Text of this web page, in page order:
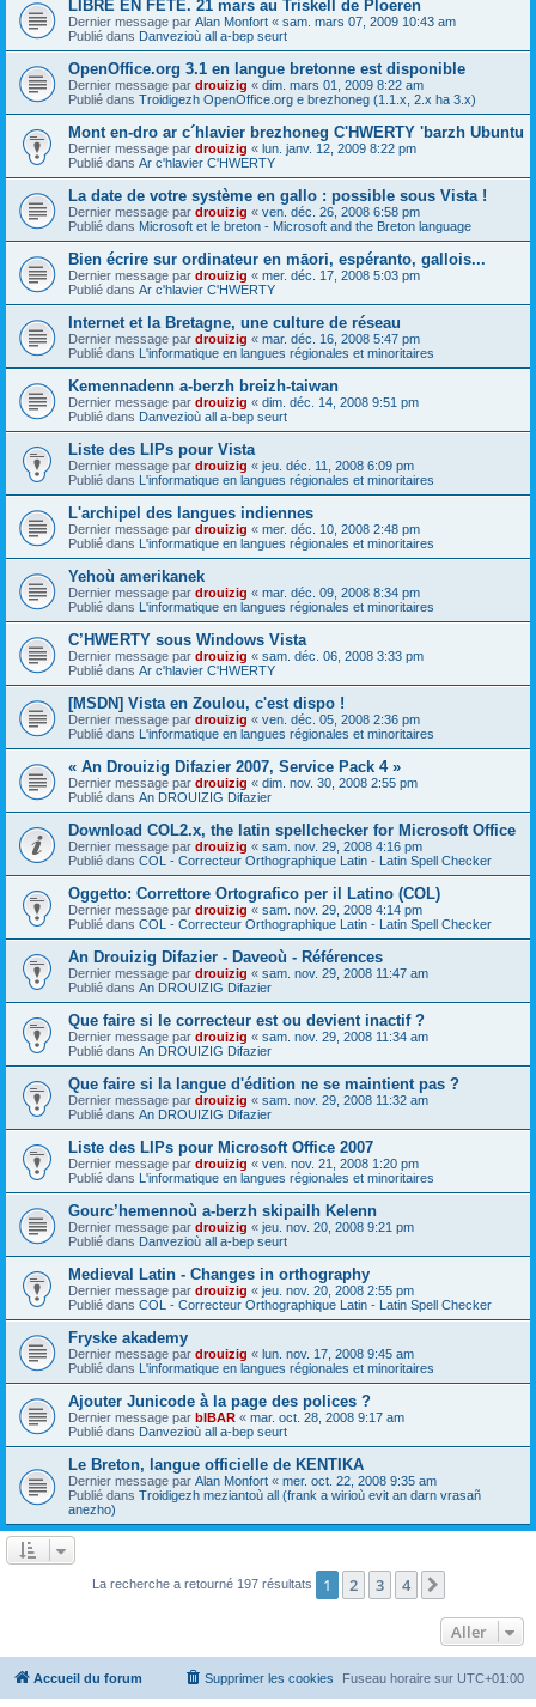
LIBRE EN FÊTE. 21 mars au Triskell de Ploeren
Dernier message par Alan Monfort « sam. mars 07, 2009 10:43 am
Publié dans Danvezioù all a-bep seurt
OpenOffice.org 3.1 en langue bretonne est disponible
Dernier message par drouizig « dim. mars 01, 2009 8:22 am
Publié dans Troidigezh OpenOffice.org e brezhoneg (1.1.x, 2.x ha 3.x)
Mont en-dro ar c´hlavier brezhoneg C'HWERTY 'barzh Ubuntu
Dernier message par drouizig « lun. janv. 12, 2009 8:22 pm
Publié dans Ar c'hlavier C'HWERTY
La date de votre système en gallo : possible sous Vista !
Dernier message par drouizig « ven. déc. 26, 2008 6:58 pm
Publié dans Microsoft et le breton - Microsoft and the Breton language
Bien écrire sur ordinateur en māori, espéranto, gallois...
Dernier message par drouizig « mer. déc. 17, 2008 5:03 pm
Publié dans Ar c'hlavier C'HWERTY
Internet et la Bretagne, une culture de réseau
Dernier message par drouizig « mar. déc. 16, 2008 5:47 pm
Publié dans L'informatique en langues régionales et minoritaires
Kemennadenn a-berzh breizh-taiwan
Dernier message par drouizig « dim. déc. 14, 2008 9:51 pm
Publié dans Danvezioù all a-bep seurt
Liste des LIPs pour Vista
Dernier message par drouizig « jeu. déc. 11, 2008 6:09 pm
Publié dans L'informatique en langues régionales et minoritaires
L'archipel des langues indiennes
Dernier message par drouizig « mer. déc. 10, 2008 2:48 pm
Publié dans L'informatique en langues régionales et minoritaires
Yehoù amerikanek
Dernier message par drouizig « mar. déc. 09, 2008 8:34 pm
Publié dans L'informatique en langues régionales et minoritaires
C’HWERTY sous Windows Vista
Dernier message par drouizig « sam. déc. 06, 2008 3:33 pm
Publié dans Ar c'hlavier C'HWERTY
[MSDN] Vista en Zoulou, c'est dispo !
Dernier message par drouizig « ven. déc. 05, 2008 2:36 pm
Publié dans L'informatique en langues régionales et minoritaires
« An Drouizig Difazier 2007, Service Pack 4 »
Dernier message par drouizig « dim. nov. 30, 2008 2:55 pm
Publié dans An DROUIZIG Difazier
Download COL2.x, the latin spellchecker for Microsoft Office
Dernier message par drouizig « sam. nov. 29, 2008 4:16 pm
Publié dans COL - Correcteur Orthographique Latin - Latin Spell Checker
Oggetto: Correttore Ortografico per il Latino (COL)
Dernier message par drouizig « sam. nov. 29, 2008 4:14 pm
Publié dans COL - Correcteur Orthographique Latin - Latin Spell Checker
An Drouizig Difazier - Daveoù - Références
Dernier message par drouizig « sam. nov. 29, 2008 11:47 am
Publié dans An DROUIZIG Difazier
Que faire si le correcteur est ou devient inactif ?
Dernier message par drouizig « sam. nov. 29, 2008 11:34 am
Publié dans An DROUIZIG Difazier
Que faire si la langue d'édition ne se maintient pas ?
Dernier message par drouizig « sam. nov. 29, 2008 11:32 am
Publié dans An DROUIZIG Difazier
Liste des LIPs pour Microsoft Office 2007
Dernier message par drouizig « ven. nov. 21, 2008 1:20 pm
Publié dans L'informatique en langues régionales et minoritaires
Gourc’hemennoù a-berzh skipailh Kelenn
Dernier message par drouizig « jeu. nov. 20, 2008 9:21 pm
Publié dans Danvezioù all a-bep seurt
Medieval Latin - Changes in orthography
Dernier message par drouizig « jeu. nov. 20, 2008 2:55 pm
Publié dans COL - Correcteur Orthographique Latin - Latin Spell Checker
Fryske akademy
Dernier message par drouizig « lun. nov. 17, 2008 9:45 am
Publié dans L'informatique en langues régionales et minoritaires
Ajouter Junicode à la page des polices ?
Dernier message par bIBAR « mar. oct. 28, 2008 9:17 am
Publié dans Danvezioù all a-bep seurt
Le Breton, langue officielle de KENTIKA
Dernier message par Alan Monfort « mer. oct. 22, 2008 9:35 am
Publié dans Troidigezh meziantoù all (frank a wirioù evit an darn vrasañ
anezho)
La recherche a retourné 197 résultats 1 2 3 4
Aller
Accueil du forum Fuseau horaire sur UTC+01:00
Supprimer les cookies